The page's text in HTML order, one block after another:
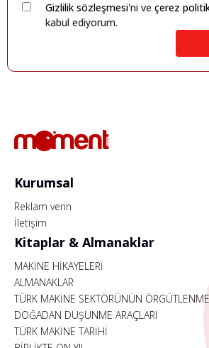
Gizlilik sözleşmesi'ni ve çerez
kabul ediyorum.
Kurumsal
Reklam verin
İletişim
Kitaplar & Almanaklar
MAKİNE HİKAYELERİ
ALMANAKLAR
TÜRK MAKİNE SEKTÖRÜNÜN
DOĞADAN DÜŞÜNME ARAÇLARI
TÜRK MAKİNE TARİHİ